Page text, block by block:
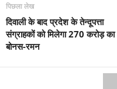
पिछला लेख
दिवाली के बाद प्रदेश के तेन्दूपत्ता
संग्राहकों को मिलेगा 270 करोड़ का
बोनस-रमन